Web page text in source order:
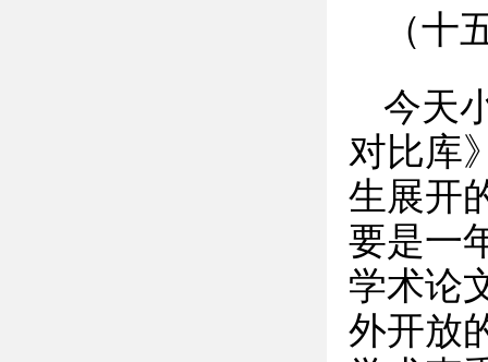
（十
今天
对比库
生展开
要是一
学术论
外开放